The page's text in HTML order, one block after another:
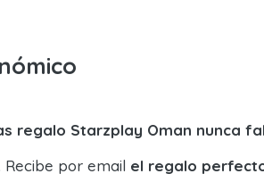
regalo Starzplay Oman nunca
Recibe por email el regalo